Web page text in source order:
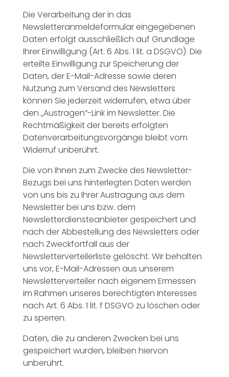
Die Verarbeitung der in das
Newsletteranmeldeformular eingegebenen
Daten erfolgt ausschließlich auf Grundlage
Ihrer Einwilligung (Art. 6 Abs. 1 lit. a DSGVO). Die
erteilte Einwilligung zur Speicherung der
Daten, der E-Mail-Adresse sowie deren
Nutzung zum Versand des Newsletters
können Sie jederzeit widerrufen, etwa über
den „Austragen“-Link im Newsletter. Die
Rechtmäßigkeit der bereits erfolgten
Datenverarbeitungsvorgänge bleibt vom
Widerruf unberührt.
Die von Ihnen zum Zwecke des Newsletter-
Bezugs bei uns hinterlegten Daten werden
von uns bis zu Ihrer Austragung aus dem
Newsletter bei uns bzw. dem
Newsletterdiensteanbieter gespeichert und
nach der Abbestellung des Newsletters oder
nach Zweckfortfall aus der
Newsletterverteilerliste gelöscht. Wir behalten
uns vor, E-Mail-Adressen aus unserem
Newsletterverteiler nach eigenem Ermessen
im Rahmen unseres berechtigten Interesses
nach Art. 6 Abs. 1 lit. f DSGVO zu löschen oder
zu sperren.
Daten, die zu anderen Zwecken bei uns
gespeichert wurden, bleiben hiervon
unberührt.